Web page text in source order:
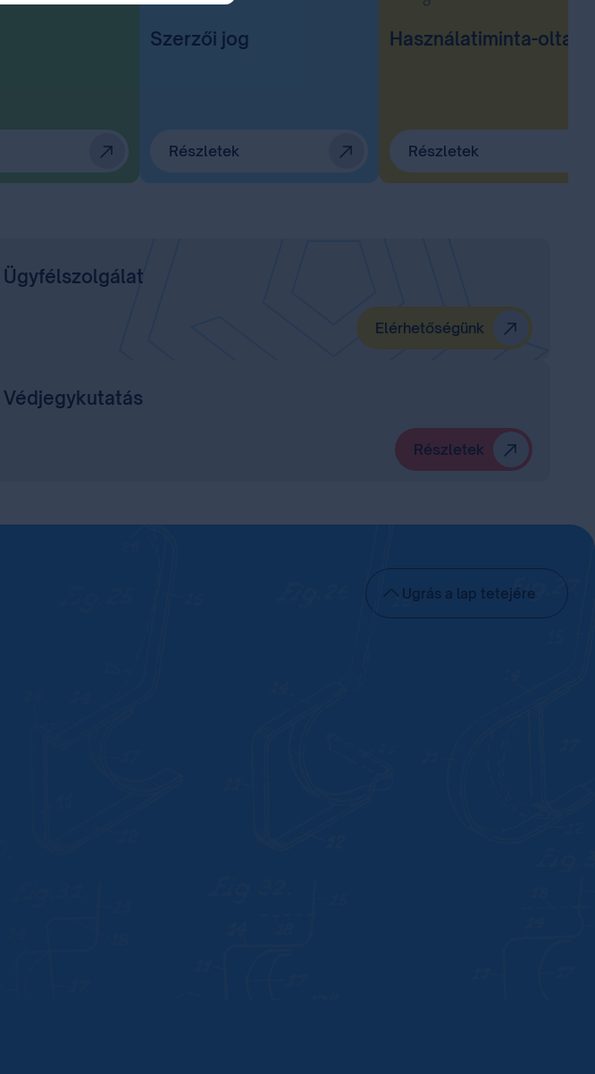
Szerzői jog
Részletek
Használatiminta-
Részletek
Ügyfélszolgálat
Elérhetőségünk
Védjegykutatás
Részletek
Ugrás a lap tetejére